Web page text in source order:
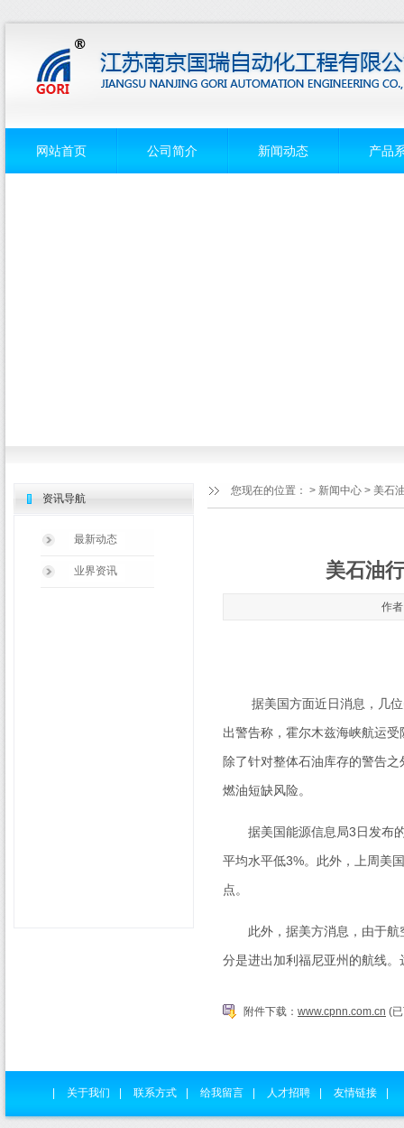
网站首页 公司简介 新闻动态 产品
您现在的位置： > 新闻中心 > 美石
资讯导航
最新动态
业界资讯 美石油
作
据美国方面近日消息，几位
出警告称，霍尔木兹海峡航运
除了针对整体石油库存的警告
燃油短缺风险。
据美国能源信息局3日发布
平均水平低3%。此外，上周美
点。
此外，据美方消息，由于航
分是进出加利福尼亚州的航线
附件下载： www.cpnn.com.cn (
关于我们 联系方式 给我留言 人才招聘 友情链接